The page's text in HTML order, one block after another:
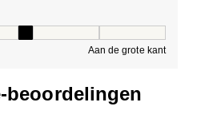
Aan de grote kant
beoordelingen